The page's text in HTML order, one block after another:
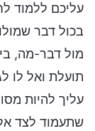
עליכם ללמוד
בכול דבר
מול דבר-מה,
תועלת ואל לו
עליך להיות
שתעמוד לצד